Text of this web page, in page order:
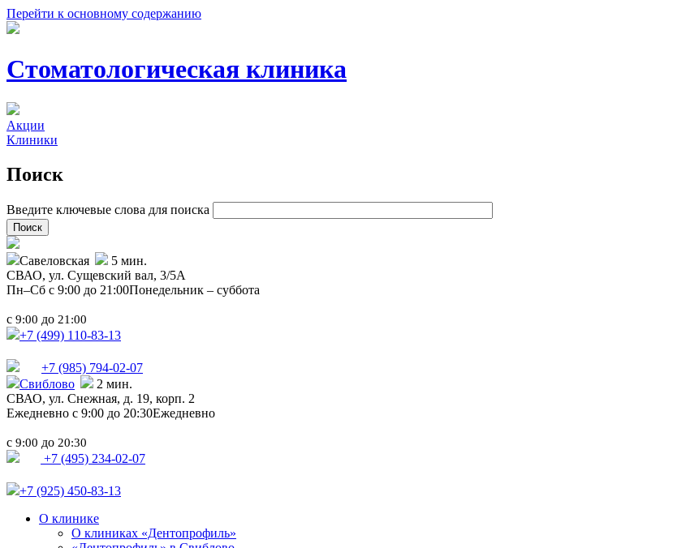
Перейти к основному содержанию
Стоматологическая клиника
Акции
Клиники
Поиск
Введите ключевые слова для поиска
Савеловская
5 мин.
СВАО, ул. Сущевский вал, 3/5А
Пн–Сб с 9:00 до 21:00Понедельник – суббота
с 9:00 до 21:00
+7 (499) 110-83-13
+7 (985) 794-02-07
Свиблово
2 мин.
СВАО, ул. Снежная, д. 19, корп. 2
Ежедневно с 9:00 до 20:30Ежедневно
с 9:00 до 20:30
+7 (495) 234-02-07
+7 (925) 450-83-13
О клинике
О клиниках «Дентопрофиль»